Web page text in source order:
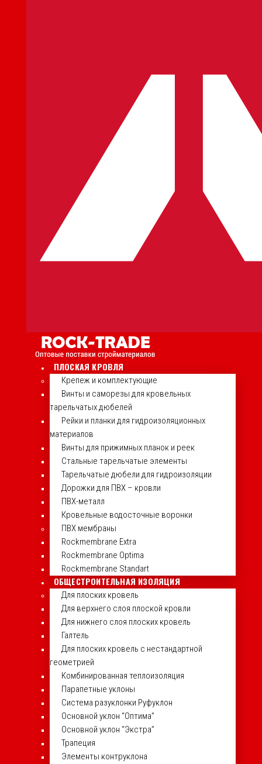
ПЛОСКАЯ КРОВЛЯ
Крепеж и комплектующие
Винты и саморезы для кровельных
тарельчатых дюбелей
Рейки и планки для гидроизоляционных
материалов
Винты для прижимных планок и реек
Стальные тарельчатые элементы
Тарельчатые дюбели для гидроизоляции
Дорожки для ПВХ – кровли
ПВХ-металл
Кровельные водосточные воронки
ПВХ мембраны
Rockmembrane Extra
Rockmembrane Optima
Rockmembrane Standart
ОБЩЕСТРОИТЕЛЬНАЯ ИЗОЛЯЦИЯ
Для плоских кровель
Для верхнего слоя плоской кровли
Для нижнего слоя плоских кровель
Галтель
Для плоских кровель с нестандартной
геометрией
Комбинированная теплоизоляция
Парапетные уклоны
Система разуклонки Руфуклон
Основной уклон “Оптима”
Основной уклон “Экстра”
Трапеция
Элементы контруклона